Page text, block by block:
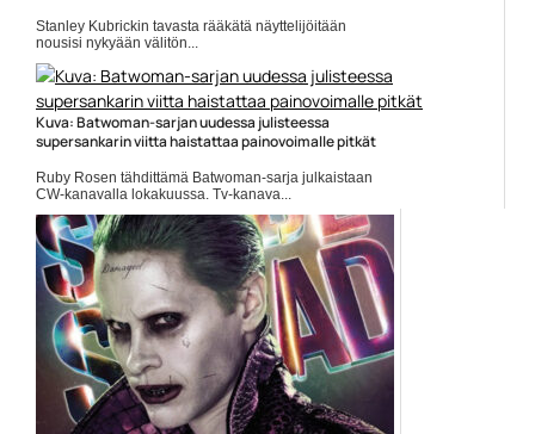
Stanley Kubrickin tavasta rääkätä näyttelijöitään
nousisi nykyään välitön...
Danny Lloyd
Kuva: Batwoman-sarjan uudessa julisteessa
supersankarin viitta haistattaa painovoimalle pitkät
Ruby Rosen tähdittämä Batwoman-sarja julkaistaan
CW-kanavalla lokakuussa. Tv-kanava...
Batwoman